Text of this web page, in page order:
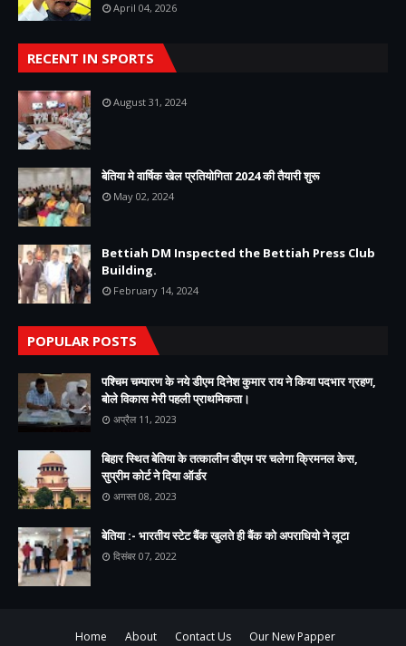
April 04, 2026
RECENT IN SPORTS
August 31, 2024
बेतिया मे वार्षिक खेल प्रतियोगिता 2024 की तैयारी शुरू
May 02, 2024
Bettiah DM Inspected the Bettiah Press Club
Building.
February 14, 2024
POPULAR POSTS
पश्चिम चम्पारण के नये डीएम दिनेश कुमार राय ने किया पदभार ग्रहण,
बोले विकास मेरी पहली प्राथमिकता।
अप्रैल 11, 2023
बिहार स्थित बेतिया के तत्कालीन डीएम पर चलेगा क्रिमनल केस,
सुप्रीम कोर्ट ने दिया ऑर्डर
अगस्त 08, 2023
बेतिया :- भारतीय स्टेट बैंक खुलते ही बैंक को अपराधियो ने लूटा
दिसंबर 07, 2022
Home About Contact Us Our New Papper